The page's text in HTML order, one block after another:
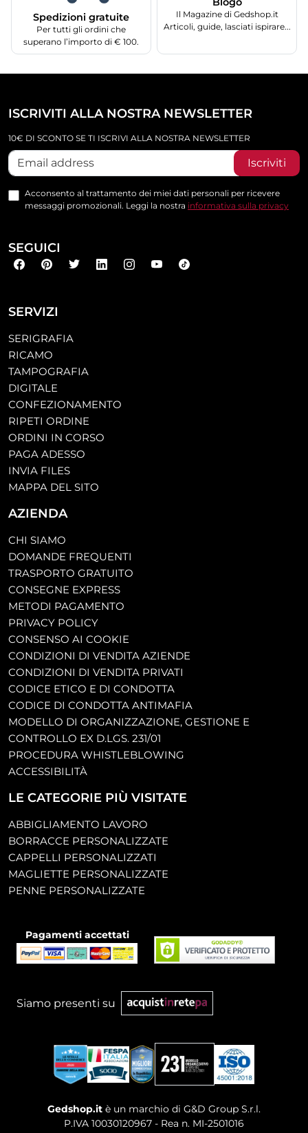
Spedizioni gratuite
Per tutti gli ordini che
superano l’importo di € 100.
Il Magazine di Gedshop.it
Articoli, guide, lasciati ispirare...
SERVIZI
SERIGRAFIA
RICAMO
TAMPOGRAFIA
DIGITALE
CONFEZIONAMENTO
RIPETI ORDINE
ORDINI IN CORSO
PAGA ADESSO
INVIA FILES
MAPPA DEL SITO
AZIENDA
CHI SIAMO
DOMANDE FREQUENTI
TRASPORTO GRATUITO
CONSEGNE EXPRESS
METODI PAGAMENTO
PRIVACY POLICY
CONSENSO AI COOKIE
CONDIZIONI DI VENDITA AZIENDE
CONDIZIONI DI VENDITA PRIVATI
CODICE ETICO E DI CONDOTTA
CODICE DI CONDOTTA ANTIMAFIA
MODELLO DI ORGANIZZAZIONE, GESTIONE E
CONTROLLO EX D.LGS. 231/01
PROCEDURA WHISTLEBLOWING
ACCESSIBILITÀ
LE CATEGORIE PIÙ VISITATE
ABBIGLIAMENTO LAVORO
BORRACCE PERSONALIZZATE
CAPPELLI PERSONALIZZATI
MAGLIETTE PERSONALIZZATE
PENNE PERSONALIZZATE
ISCRIVITI ALLA NOSTRA NEWSLETTER
10€ DI SCONTO SE TI ISCRIVI ALLA NOSTRA NEWSLETTER
Iscriviti
Acconsento al trattamento dei miei dati personali per ricevere
messaggi promozionali. Leggi la nostra informativa sulla privacy
SEGUICI
Pagamenti accettati
Siamo presenti su
Gedshop.it è un marchio di G&D Group S.r.l.
P.IVA 10030120967 - Rea n. MI-2501016